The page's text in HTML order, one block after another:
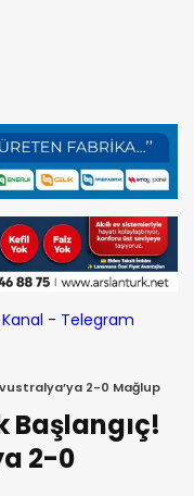
- Telegram
2-0 Mağlup
Başlangıç!
2-0